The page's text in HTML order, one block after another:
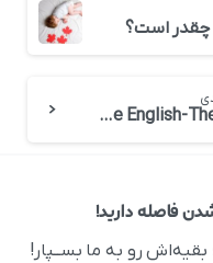
چقدر است؟
BBC 6 minute English-The business of eSports
رو به ما بســپار!